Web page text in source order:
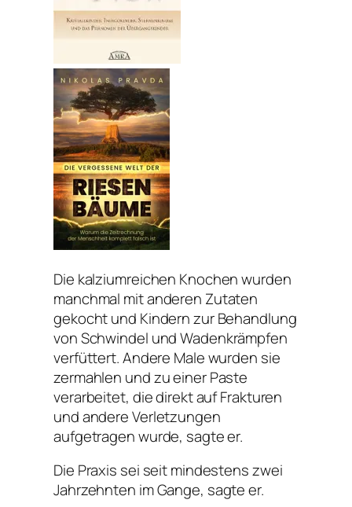
Die kalziumreichen Knochen wurden
manchmal mit anderen Zutaten
gekocht und Kindern zur Behandlung
von Schwindel und Wadenkrämpfen
verfüttert. Andere Male wurden sie
zermahlen und zu einer Paste
verarbeitet, die direkt auf Frakturen
und andere Verletzungen
aufgetragen wurde, sagte er.
Die Praxis sei seit mindestens zwei
Jahrzehnten im Gange, sagte er.